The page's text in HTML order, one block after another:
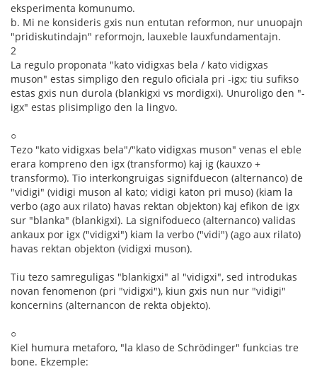
eksperimenta komunumo.
b. Mi ne konsideris gxis nun entutan reformon, nur unuopajn
"pridiskutindajn" reformojn, lauxeble lauxfundamentajn.
2
La regulo proponata "kato vidigxas bela / kato vidigxas
muson" estas simpligo den regulo oficiala pri -igx; tiu sufikso
estas gxis nun durola (blankigxi vs mordigxi). Unuroligo den "-
igx" estas plisimpligo den la lingvo.
○
Tezo "kato vidigxas bela"/"kato vidigxas muson" venas el eble
erara kompreno den igx (transformo) kaj ig (kauxzo +
transformo). Tio interkongruigas signifduecon (alternanco) de
"vidigi" (vidigi muson al kato; vidigi katon pri muso) (kiam la
verbo (ago aux rilato) havas rektan objekton) kaj efikon de igx
sur "blanka" (blankigxi). La signifodueco (alternanco) validas
ankaux por igx ("vidigxi") kiam la verbo ("vidi") (ago aux rilato)
havas rektan objekton (vidigxi muson).
Tiu tezo samreguligas "blankigxi" al "vidigxi", sed introdukas
novan fenomenon (pri "vidigxi"), kiun gxis nun nur "vidigi"
koncernins (alternancon de rekta objekto).
○
Kiel humura metaforo, "la klaso de Schrödinger" funkcias tre
bone. Ekzemple: